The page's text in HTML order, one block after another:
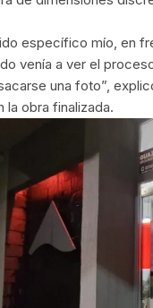
específico mío, en
venía a ver el
una foto”,
la obra finalizada.